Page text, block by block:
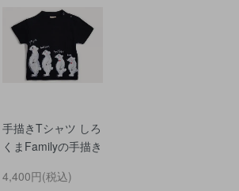
手描きTシャツ しろ
くまFamilyの手描き
4,400円(税込)